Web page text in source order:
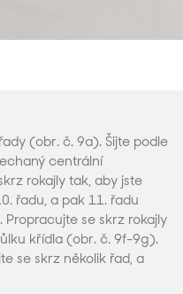
(obr. č. 9a). Šijte podle
centrální
rokajly tak, aby jste
řadu, a pak 11. řadu
se skrz rokajly
křídla (obr. č. 9f-9g).
se skrz několik řad, a